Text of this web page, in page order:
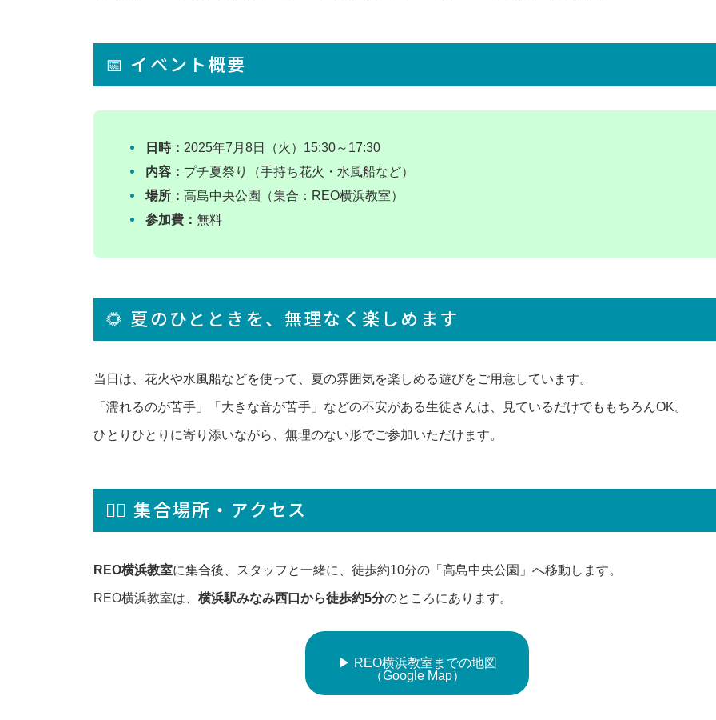
プライバシーポリシー
📅 イベント概要
日時： 2025年7月8日（火）15:30～17:30
内容： プチ夏祭り（手持ち花火・水風船など）
場所： 高島中央公園（集合：REO横浜教室）
参加費： 無料
🌻 夏のひとときを、無理なく楽しめます
当日は、花火や水風船などを使って、夏の雰囲気を楽しめる遊びをご用意しています。
「濡れるのが苦手」「大きな音が苦手」などの不安がある生徒さんは、見ているだけでももちろんOK。
ひとりひとりに寄り添いながら、無理のない形でご参加いただけます。
🚶‍♀️ 集合場所・アクセス
REO横浜教室に集合後、スタッフと一緒に、徒歩約10分の「高島中央公園」へ移動します。
REO横浜教室は、 横浜駅みなみ西口から徒歩約5分のところにあります。
▶ REO横浜教室までの地図
（Google Map）